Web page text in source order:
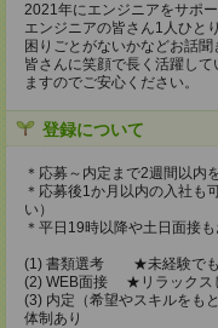
2021年にエンジニアをサポ
エンジニアの皆さん1人ひと
困りごとがないかなどお話聞
皆さんに笑顔で長く活躍し
ますのでご安心ください。
登録について
＊応募～内定まで2週間以内
＊応募後1か月以内の入社も
い）
＊平日19時以降や土日面接
(1) 書類選考 ★未経験でも
(2) WEB面接 ★リラックス
(3) 内定（希望やスキルをも
体制あり